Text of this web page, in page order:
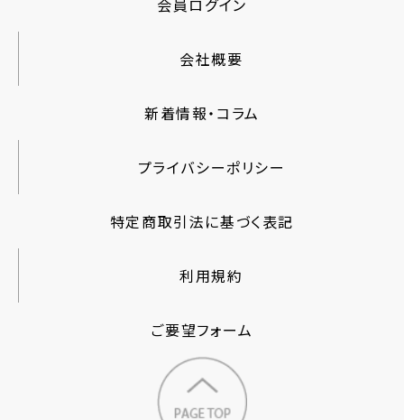
会員ログイン
会社概要
新着情報・コラム
プライバシーポリシー
特定商取引法に基づく表記
利用規約
ご要望フォーム